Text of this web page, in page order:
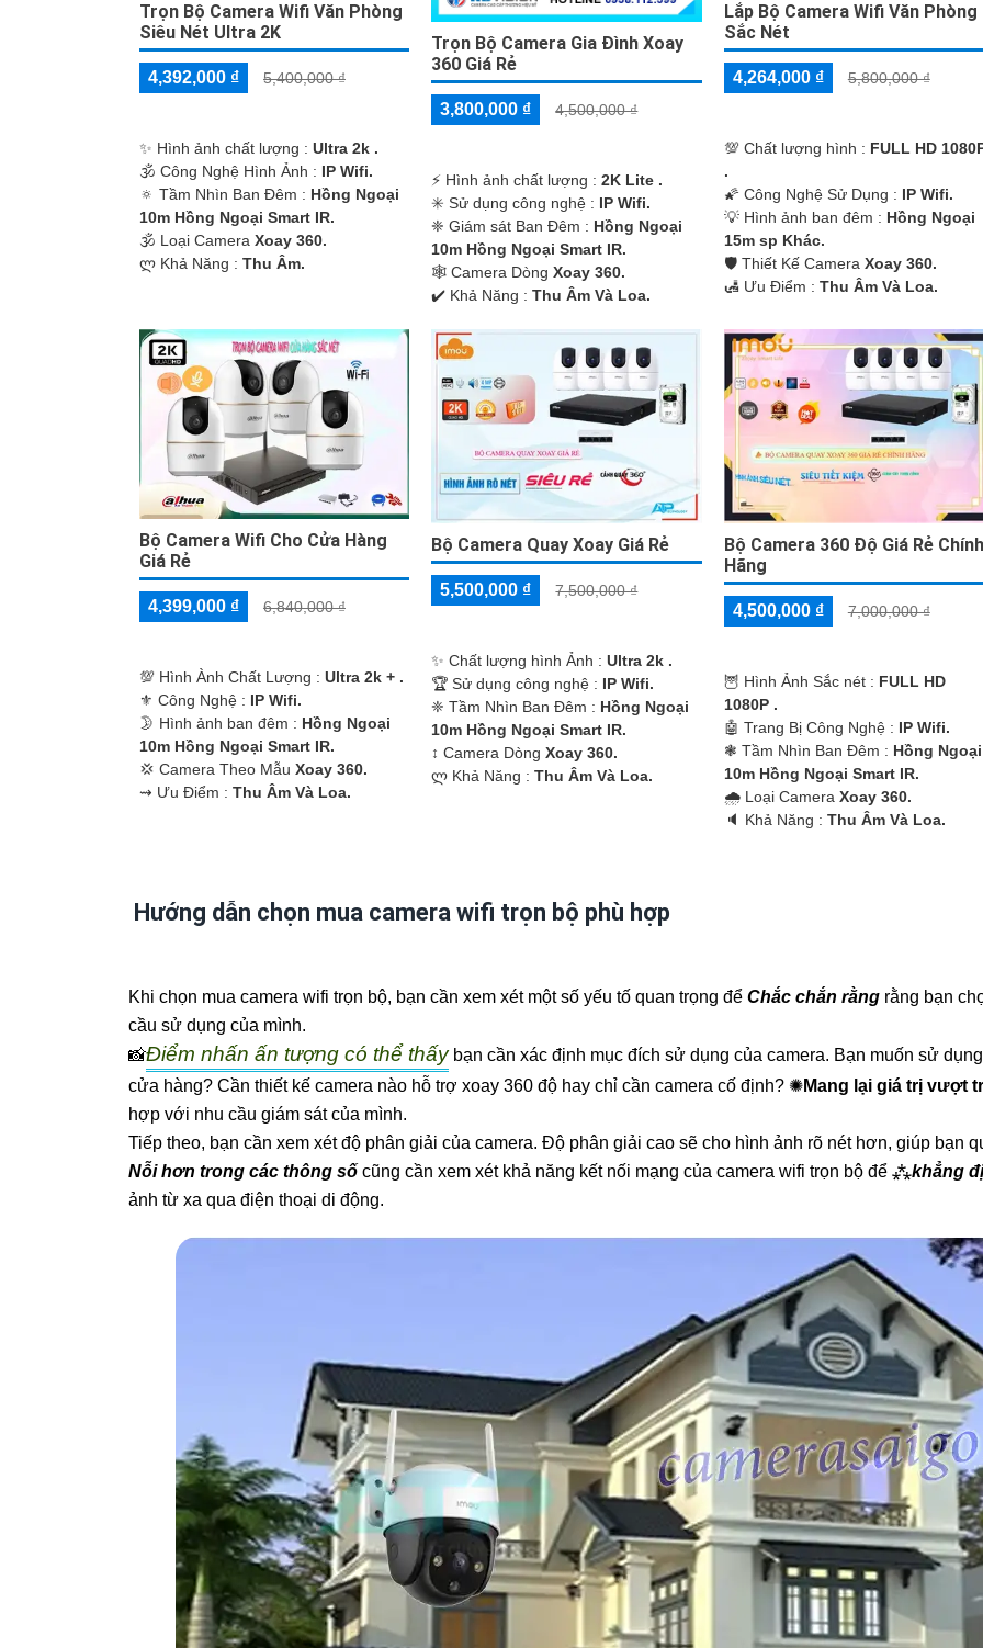
Trọn Bộ Camera Wifi Văn Phòng
Siêu Nét Ultra 2K
4,392,000 ₫ 5,400,000 ₫
✨ Hình ảnh chất lượng : Ultra 2k .
🕉️ Công Nghệ Hình Ảnh : IP Wifi.
🔅 Tầm Nhìn Ban Đêm : Hồng Ngoại
10m Hồng Ngoại Smart IR.
🕉️ Loại Camera Xoay 360.
️ლ Khả Năng : Thu Âm.
Trọn Bộ Camera Gia Đình Xoay
360 Giá Rẻ
3,800,000 ₫ 4,500,000 ₫
️⚡ Hình ảnh chất lượng :2K Lite .
✳️ Sử dụng công nghệ : IP Wifi.
❈ Giám sát Ban Đêm : Hồng Ngoại
10m Hồng Ngoại Smart IR.
🕸️ Camera DòngXoay 360.
️✔️ Khả Năng :Thu Âm Và Loa.
Lắp Bộ Camera Wifi Văn Phòng
Sắc Nét
4,264,000 ₫ 5,800,000 ₫
💯 Chất lượng hình : FULL HD
.
🌠 Công Nghệ Sử Dụng : IP Wifi.
💡 Hình ảnh ban đêm : Hồng Ngoại
15m sp Khác.
🛡 Thiết Kế Camera Xoay 360.
️🛃 Ưu Điểm : Thu Âm Và Loa.
Bộ Camera Wifi Cho Cửa Hàng
Giá Rẻ
4,399,000 ₫ 6,840,000 ₫
💯 Hình Ành Chất Lượng : Ultra 2k + .
⚜️ Công Nghệ : IP Wifi.
🌛 Hình ảnh ban đêm : Hồng Ngoại
10m Hồng Ngoại Smart IR.
💢 Camera Theo Mẫu Xoay 360.
️⇝ Ưu Điểm : Thu Âm Và Loa.
Bộ Camera Quay Xoay Giá Rẻ
5,500,000 ₫ 7,500,000 ₫
✨ Chất lượng hình Ảnh :Ultra 2k .
🏆 Sử dụng công nghệ : IP Wifi.
❈ Tầm Nhìn Ban Đêm : Hồng Ngoại
10m Hồng Ngoại Smart IR.
↕️ Camera DòngXoay 360.
️ლ Khả Năng :Thu Âm Và Loa.
Bộ Camera 360 Độ Giá Rẻ Chính
Hãng
4,500,000 ₫ 7,000,000 ₫
🦉 Hình Ảnh Sắc nét : FULL HD
1080P .
🤖️ Trang Bị Công Nghệ : IP Wifi.
❃ Tầm Nhìn Ban Đêm : Hồng Ngoại
10m Hồng Ngoại Smart IR.
🌧️ Loại Camera Xoay 360.
️🔈 Khả Năng : Thu Âm Và Loa.
Hướng dẫn chọn mua camera wifi trọn bộ phù hợp
Khi chọn mua camera wifi trọn bộ, bạn cần xem xét một số yếu tố quan trọng để Chắc chắn rằng rằng bạn
cầu sử dụng của mình.
📸Điểm nhấn ấn tượng có thể thấybạn cần xác định mục đích sử dụng của camera. Bạn muốn sử
cửa hàng? Cần thiết kế camera nào hỗ trợ xoay 360 độ hay chỉ cần camera cố định? ✺Mang lại giá trị vượt
hợp với nhu cầu giám sát của mình.
Tiếp theo, bạn cần xem xét độ phân giải của camera. Độ phân giải cao sẽ cho hình ảnh rõ nét hơn, giúp bạn
Nỗi hơn trong các thông số cũng cần xem xét khả năng kết nối mạng của camera wifi trọn bộ để ⁂khẳng
ảnh từ xa qua điện thoại di động.